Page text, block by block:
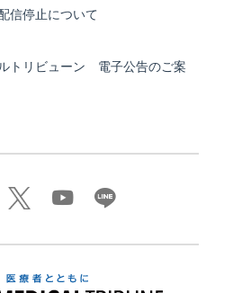
信停止について
トリビューン 電子公告のご案